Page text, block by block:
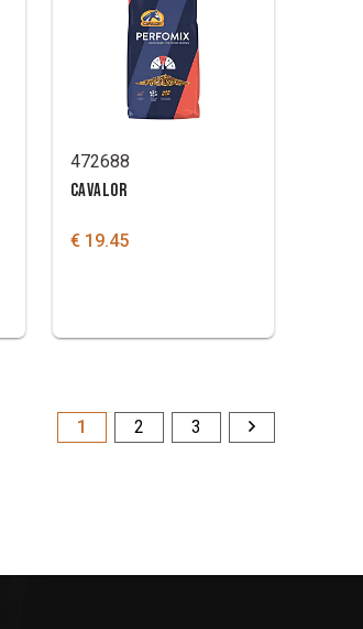
472688
CAVALOR
€ 19.45
1 2 3